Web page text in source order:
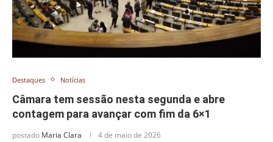
Destaques Notícias
Câmara tem sessão nesta segunda e abre
contagem para avançar com fim da 6×1
postado Maria Clara 4 de maio de 2026